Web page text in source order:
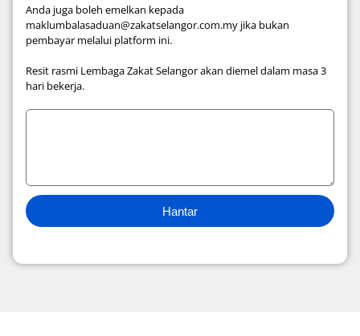
Anda juga boleh emelkan kepada
maklumbalasaduan@zakatselangor.com.my jika bukan
pembayar melalui platform ini.
Resit rasmi Lembaga Zakat Selangor akan diemel dalam masa 3
hari bekerja.
Hantar